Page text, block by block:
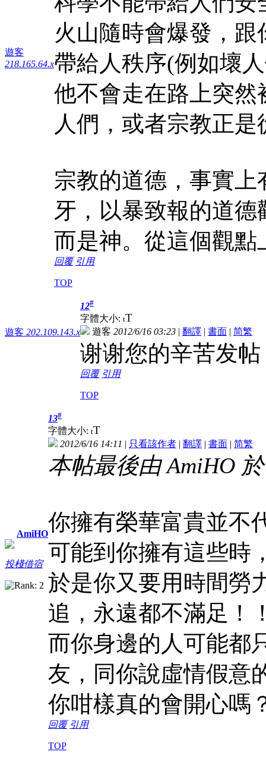
遊客
218.165.64.x
火山隨時會爆發，
帶給人秩序(例如壞
他不會走在路上突
人們，或者宗教正
宗教的道德，事實
牙，以暴致報的道
而是神。從這個觀
回覆 引用
TOP
遊客 202.109.143.x
12#
字體大小: tT
遊客 2012/6/16 03:23 | 翻譯 | 書面 | 简繁
谢谢您的辛苦发帖
回覆 引用
TOP
AmiHO
投棧借宿
13#
字體大小: tT
2012/6/16 14:11 | 只看該作者 | 翻譯 | 書面 | 简繁
本帖最後由 AmiHO
你擁有榮華富貴並不
可能到你擁有這些時
於是你又要用時間勞
追，永遠都不滿足！
而你身邊的人可能都
友，同你說虛情假意
你咁樣真的會開心嗎
回覆 引用
TOP